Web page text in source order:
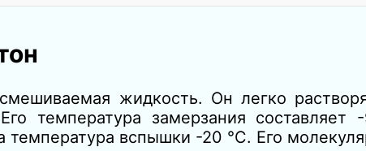
жидкость. Он легко
температура замерзания составляет
температура вспышки -20 °C. Его